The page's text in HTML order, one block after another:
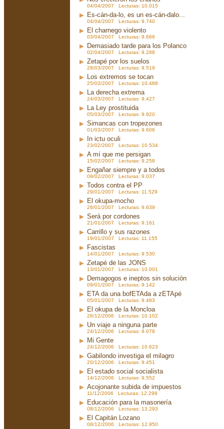
04/04/2007 Lecturas: 10.015
Es-cán-da-lo, es un es-cán-dalo...
04/04/2007 Lecturas: 9.740
El charnego violento
03/04/2007 Lecturas: 9.666
Demasiado tarde para los Polanco
02/04/2007 Lecturas: 9.288
Zetapé por los suelos
28/03/2007 Lecturas: 9.519
Los extremos se tocan
25/03/2007 Lecturas: 10.488
La derecha extrema
24/03/2007 Lecturas: 9.427
La Ley prostituida
05/03/2007 Lecturas: 9.920
Simancas con tropezones
01/03/2007 Lecturas: 9.606
In ictu oculi
23/02/2007 Lecturas: 10.534
A mí que me persigan
15/02/2007 Lecturas: 9.258
Engañar siempre y a todos
09/02/2007 Lecturas: 9.037
Todos contra el PP
29/01/2007 Lecturas: 11.529
El okupa-mocho
26/01/2007 Lecturas: 9.639
Será por cordones
21/01/2007 Lecturas: 9.161
Carrillo y sus razones
19/01/2007 Lecturas: 11.155
Fascistas
14/01/2007 Lecturas: 9.530
Zetapé de las JONS
13/01/2007 Lecturas: 10.001
Demagogos e ineptos sin solución
09/01/2007 Lecturas: 9.142
ETA da una bofETAda a zETApé
05/01/2007 Lecturas: 9.483
El okupa de la Moncloa
26/12/2006 Lecturas: 10.102
Un viaje a ninguna parte
24/12/2006 Lecturas: 9.078
Mi Gente
24/12/2006 Lecturas: 10.623
Gabilondo investiga el milagro
20/12/2006 Lecturas: 9.451
El estado social socialista
14/12/2006 Lecturas: 9.552
Acojonante subida de impuestos
11/12/2006 Lecturas: 12.299
Educación para la masonería
08/12/2006 Lecturas: 13.293
El Capitán Lozano
08/12/2006 Lecturas: 12.950